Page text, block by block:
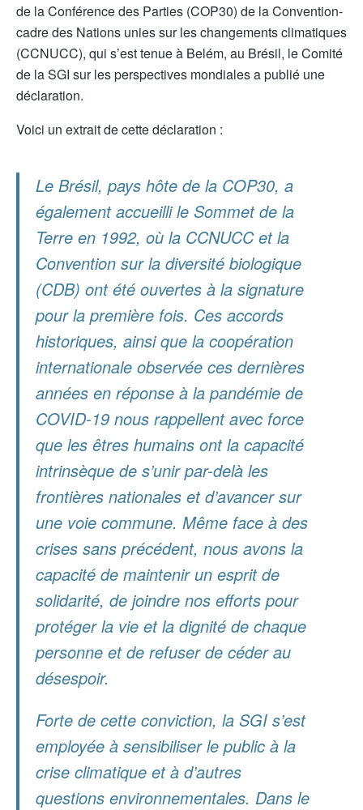
de la Conférence des Parties (COP30) de la Convention-
cadre des Nations unies sur les changements climatiques
(CCNUCC), qui s’est tenue à Belém, au Brésil, le Comité
de la SGI sur les perspectives mondiales a publié une
déclaration.
Voici un extrait de cette déclaration :
Le Brésil, pays hôte de la COP30, a
également accueilli le Sommet de la
Terre en 1992, où la CCNUCC et la
Convention sur la diversité biologique
(CDB) ont été ouvertes à la signature
pour la première fois. Ces accords
historiques, ainsi que la coopération
internationale observée ces dernières
années en réponse à la pandémie de
COVID-19 nous rappellent avec force
que les êtres humains ont la capacité
intrinsèque de s’unir par-delà les
frontières nationales et d’avancer sur
une voie commune. Même face à des
crises sans précédent, nous avons la
capacité de maintenir un esprit de
solidarité, de joindre nos efforts pour
protéger la vie et la dignité de chaque
personne et de refuser de céder au
désespoir.
Forte de cette conviction, la SGI s’est
employée à sensibiliser le public à la
crise climatique et à d’autres
questions environnementales. Dans le